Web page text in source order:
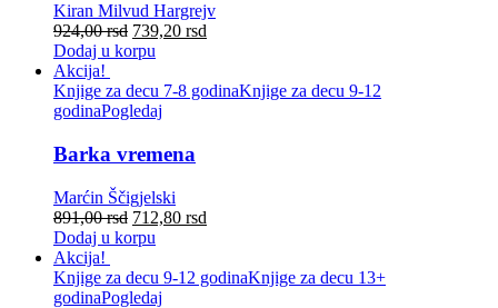
Kiran Milvud Hargrejv
924,00rsd 739,20 rsd
Dodaj u korpu
Akcija!
Knjige za decu 7-8 godinaKnjige za decu 9-12
godinaPogledaj
Barka vremena
Marćin Ščigjelski
891,00rsd 712,80 rsd
Dodaj u korpu
Akcija!
Knjige za decu 9-12 godinaKnjige za decu 13+
godinaPogledaj